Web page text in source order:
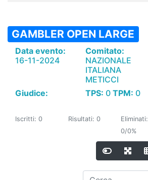
GAMBLER OPEN LARGE
Data evento:
16-11-2024
Comitato:
NAZIONALE
ITALIANA
METICCI
Giudice: TPS: 0TPM: 0
Iscritti: 0 Risultati: 0
Eliminati:
0/0%